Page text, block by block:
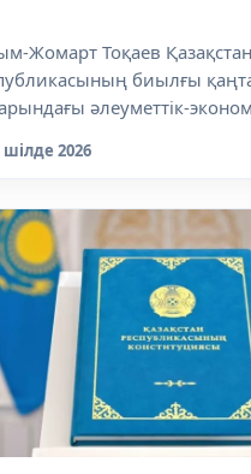
Жомарт Тоқаев Қазақстан
биылғы
әлеуметтік-
шілде 2026